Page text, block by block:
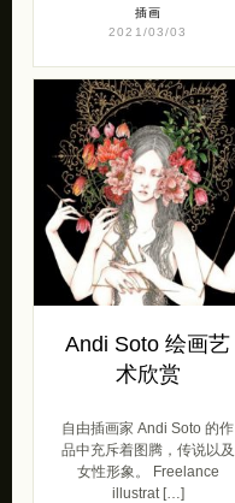
插画
2021/03/03
Andi Soto 绘画艺
术欣赏
自由插画家 Andi Soto 的作
品中充斥着图腾，传说以及
女性形象。 Freelance
illustrat […]